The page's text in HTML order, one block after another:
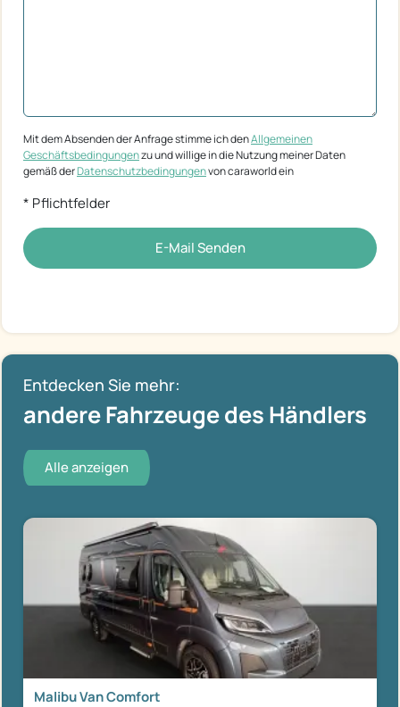
Mit dem Absenden der Anfrage stimme ich denAllgemeinen
Geschäftsbedingungenzu und willige in die Nutzung meiner Daten
gemäß derDatenschutzbedingungenvon caraworld ein
* Pflichtfelder
E-Mail Senden
Entdecken Sie mehr:
andere Fahrzeuge des Händlers
Alle anzeigen
Malibu Van Comfort